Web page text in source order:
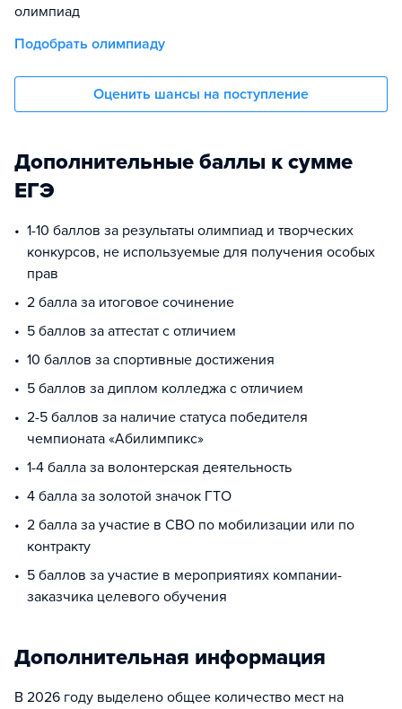
олимпиад
Подобрать олимпиаду
Оценить шансы на поступление
Дополнительные баллы к сумме
ЕГЭ
1-10 баллов за результаты олимпиад и творческих
конкурсов, не используемые для получения особых
прав
2 балла за итоговое сочинение
5 баллов за аттестат с отличием
10 баллов за спортивные достижения
5 баллов за диплом колледжа с отличием
2-5 баллов за наличие статуса победителя
чемпионата «Абилимпикс»
1-4 балла за волонтерская деятельность
4 балла за золотой значок ГТО
2 балла за участие в СВО по мобилизации или по
контракту
5 баллов за участие в мероприятиях компании-
заказчика целевого обучения
Дополнительная информация
В 2026 году выделено общее количество мест на